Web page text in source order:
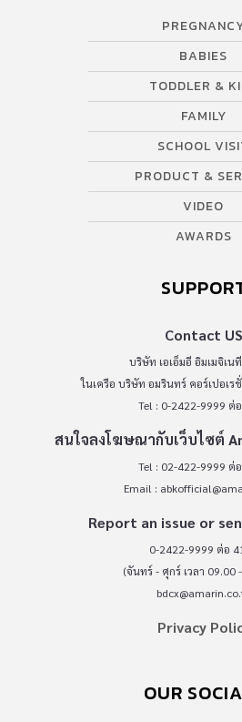
BABIES
TODDLER &
FAMILY
SCHOOL
PRODUCT &
VIDEO
AWARDS
Contact US
บริษัท เอเอ็มอี อิมเมจิเน
ในเครือ บริษัท อมรินทร์ คอร์เปอเ
Tel : 0-2422-9999 ต่
สนใจลงโฆษณากับเว็บไซต์
Tel : 02-422-9999 ต่
Email :
Report an issue or
0-2422-9999 ต่อ
(จันทร์ - ศุกร์ เวลา 09.00
Privacy
OUR